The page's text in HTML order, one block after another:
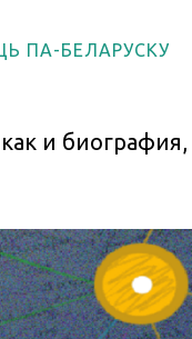
ПА-БЕЛАРУСКУ
и